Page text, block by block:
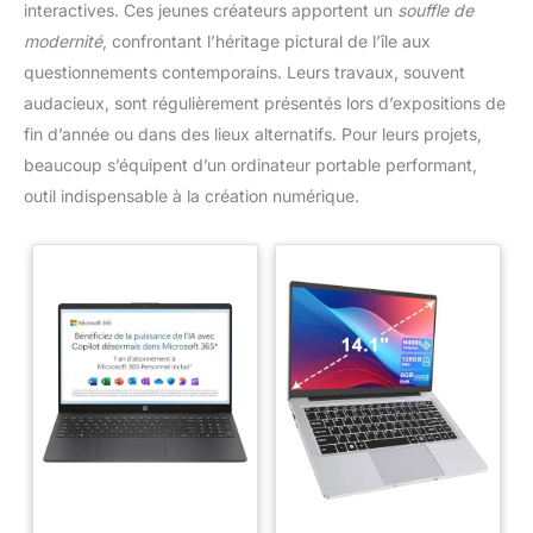
interactives. Ces jeunes créateurs apportent un souffle de
modernité, confrontant l’héritage pictural de l’île aux
questionnements contemporains. Leurs travaux, souvent
audacieux, sont régulièrement présentés lors d’expositions de
fin d’année ou dans des lieux alternatifs. Pour leurs projets,
beaucoup s’équipent d’un ordinateur portable performant,
outil indispensable à la création numérique.